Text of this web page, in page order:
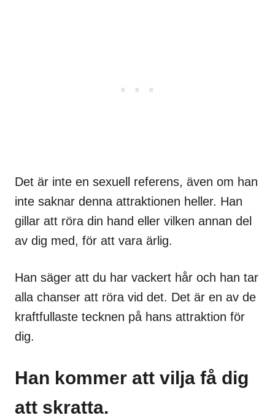
Det är inte en sexuell referens, även om han
inte saknar denna attraktionen heller. Han
gillar att röra din hand eller vilken annan del
av dig med, för att vara ärlig.
Han säger att du har vackert hår och han tar
alla chanser att röra vid det. Det är en av de
kraftfullaste tecknen på hans attraktion för
dig.
Han kommer att vilja få dig
att skratta.